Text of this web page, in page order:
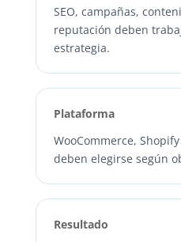
SEO, campañas,
reputación deben
estrategia.
Plataforma
WooCommerce,
deben elegirse según
Resultado